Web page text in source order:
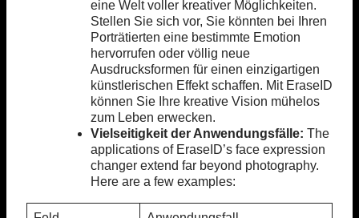
eine Welt voller kreativer Möglichkeiten.
Stellen Sie sich vor, Sie könnten bei Ihren
Porträtierten eine bestimmte Emotion
hervorrufen oder völlig neue
Ausdrucksformen für einen einzigartigen
künstlerischen Effekt schaffen. Mit EraseID
können Sie Ihre kreative Vision mühelos
zum Leben erwecken.
Vielseitigkeit der Anwendungsfälle: The
applications of EraseID’s face expression
changer extend far beyond photography.
Here are a few examples: